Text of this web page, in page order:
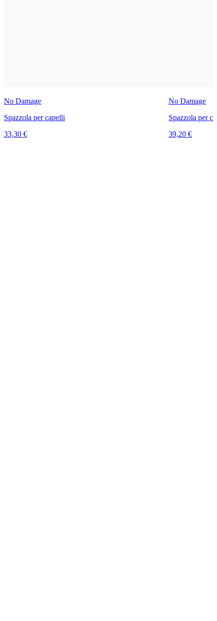
No Damage
Spazzola per capelli
33,30 €
No Damage
Spazzola per
39,20 €